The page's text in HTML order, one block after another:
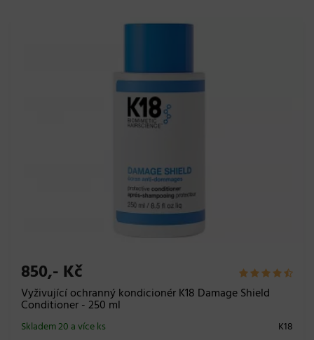
850,- Kč
Vyživující ochranný kondicionér K18 Damage Shield
Conditioner - 250 ml
K18
Skladem 20 a více ks